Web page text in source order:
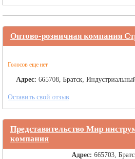
Оптово-розничная компания
Голосов еще нет
Адрес: 665708, Братск,
Оставить свой отзыв
Представительство Мир
компания
Адрес: 665703,